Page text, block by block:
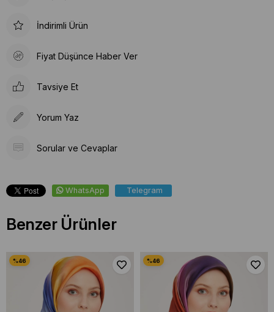
İndirimli Ürün
Fiyat Düşünce Haber Ver
Tavsiye Et
Yorum Yaz
Sorular ve Cevaplar
WhatsApp Telegram
Benzer Ürünler